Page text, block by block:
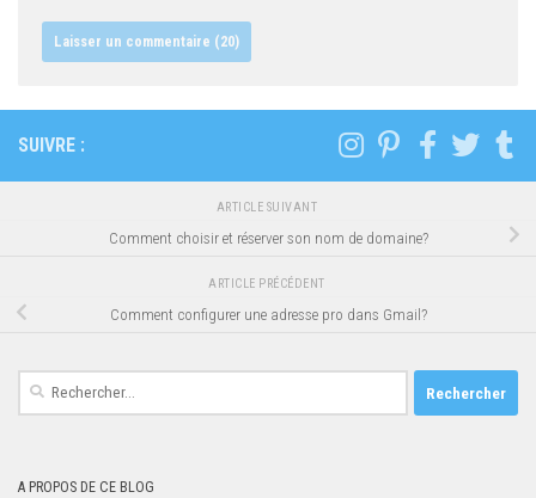
SUIVRE :
ARTICLE SUIVANT
Comment choisir et réserver son nom de domaine?
ARTICLE PRÉCÉDENT
Comment configurer une adresse pro dans Gmail?
Rechercher :
A PROPOS DE CE BLOG